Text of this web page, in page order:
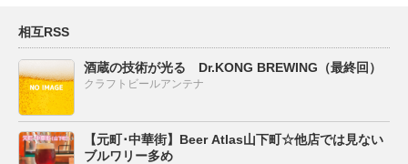
相互RSS
酒蔵の技術が光る Dr.KONG BREWING（最終回）
クラフトビールアンテナ
【元町･中華街】Beer Atlas山下町☆他店では見ない
ブルワリー多め